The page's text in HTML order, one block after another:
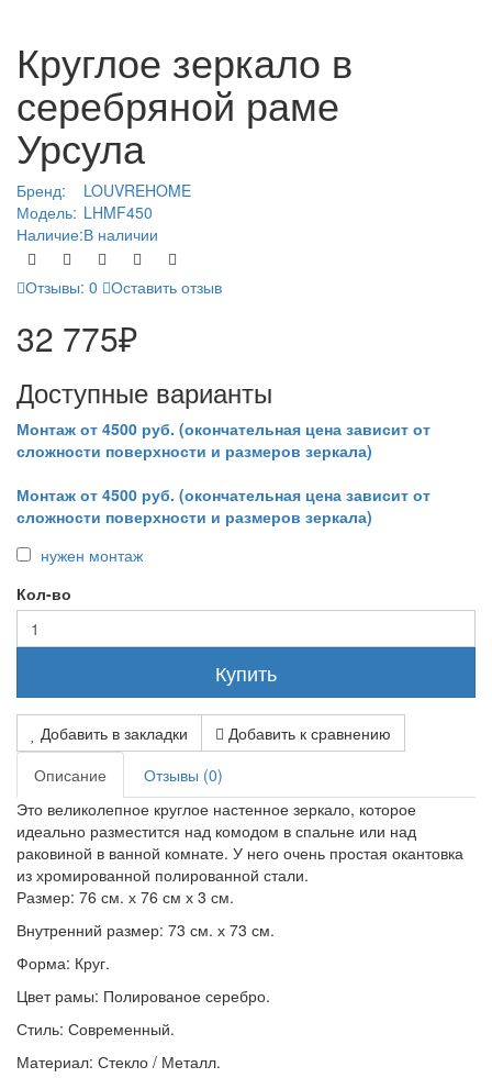
Круглое зеркало в
серебряной раме
Урсула
Бренд:
LOUVREHOME
Модель: LHMF450
Наличие:В наличии
Отзывы: 0 Оставить отзыв
32 775₽
Доступные варианты
Монтаж от 4500 руб. (окончательная цена зависит от
сложности поверхности и размеров зеркала)
Монтаж от 4500 руб. (окончательная цена зависит от
сложности поверхности и размеров зеркала)
нужен монтаж
Кол-во
Купить
Добавить в закладки
Добавить к сравнению
Описание
Отзывы (0)
Это великолепное круглое настенное зеркало, которое
идеально разместится над комодом в спальне или над
раковиной в ванной комнате. У него очень простая окантовка
из хромированной полированной стали.
Размер: 76 см. х 76 см х 3 см.
Внутренний размер: 73 см. х 73 см.
Форма: Круг.
Цвет рамы: Полированое серебро.
Стиль: Современный.
Материал: Стекло / Металл.